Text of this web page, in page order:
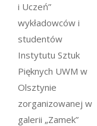
i Uczeń”
wykładowców i
studentów
Instytutu Sztuk
Pięknych UWM w
Olsztynie
zorganizowanej w
galerii „Zamek”